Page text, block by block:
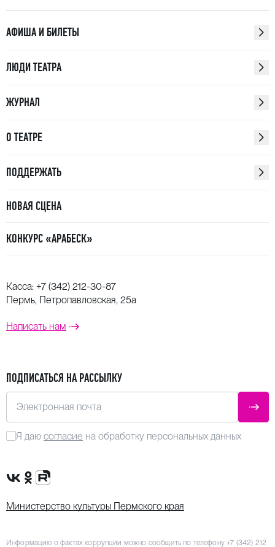
АФИША И БИЛЕТЫ
ЛЮДИ ТЕАТРА
ЖУРНАЛ
О ТЕАТРЕ
ПОДДЕРЖАТЬ
НОВАЯ СЦЕНА
КОНКУРС «АРАБЕСК»
Касса: +7 (342) 212-30-87
Пермь, Петропавловская, 25а
Написать нам
ПОДПИСАТЬСЯ НА РАССЫЛКУ
Электронная почта
Я даю согласие на обработку персональных данных
Сообщество VK
Группа в одноклассниках
Канал Rutube
Министерство культуры Пермского края
Информацию о фактах коррупции можно сообщить по телефону+7 (342) 212